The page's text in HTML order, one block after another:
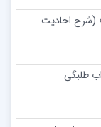
(شرح احادیث
طلبگی